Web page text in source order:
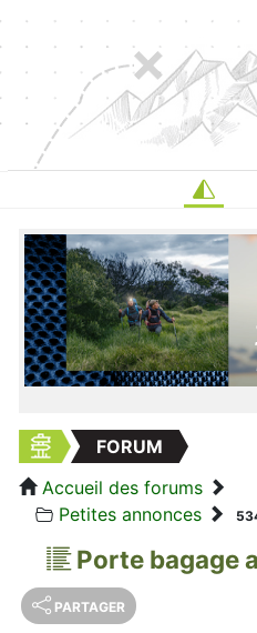
FORUM
Accueil des forums
Petites annonces
Porte bagage
PARTAGER